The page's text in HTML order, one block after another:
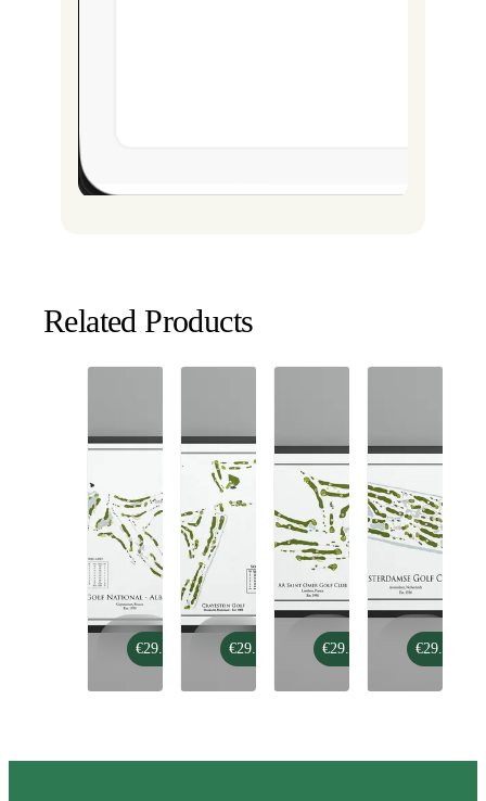
Related Products
Golf
National
€29.99
Crayestein
Golf€29.99
AA
Saint
Omer
€29.99
Amsterdamse
Golf
Club
€29.99